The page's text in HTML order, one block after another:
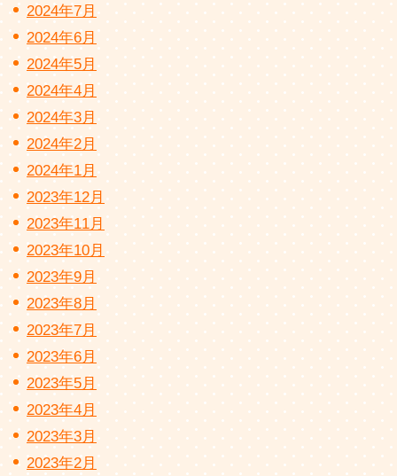
2024年7月
2024年6月
2024年5月
2024年4月
2024年3月
2024年2月
2024年1月
2023年12月
2023年11月
2023年10月
2023年9月
2023年8月
2023年7月
2023年6月
2023年5月
2023年4月
2023年3月
2023年2月